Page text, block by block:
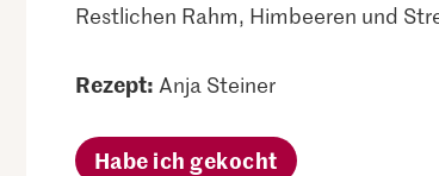
Restlichen Rahm, Himbeeren und
Rezept: Anja Steiner
Habe ich gekocht